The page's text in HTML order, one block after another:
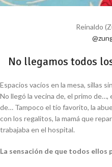
Reinaldo
No llegamos todos
Espacios vacíos en la mesa, sillas
No llegó la vecina de, el primo
de… Tampoco el tío favorito, la
con los regalitos, la mamá que
trabajaba en el hospital.
La sensación de que todos ellos